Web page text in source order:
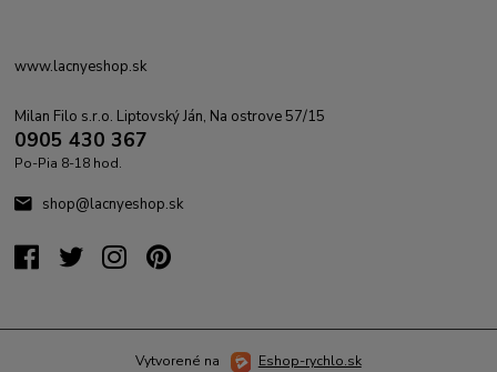
www.lacnyeshop.sk
Milan Filo s.r.o. Liptovský Ján, Na ostrove 57/15
0905 430 367
Po-Pia 8-18 hod.
shop@lacnyeshop.sk
Vytvorené na Eshop-rychlo.sk